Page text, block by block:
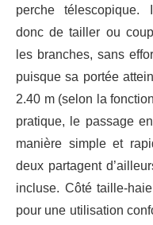
perche télescopique.
donc de tailler ou
les branches, sans
puisque sa portée
2.40 m (selon la
pratique, le passage
manière simple et
deux partagent
incluse. Côté taille-
pour une utilisation